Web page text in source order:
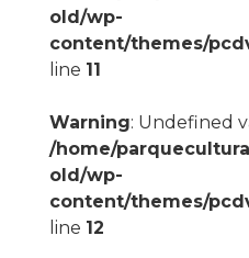
old/wp-
content/themes/
line 11
Warning: Undefined
/home/
old/wp-
content/themes/
line 12